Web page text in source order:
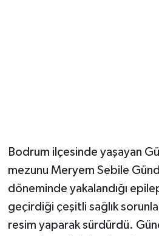
Bodrum ilçesinde yaşayan
mezunu Meryem Sebile
döneminde yakalandığı
geçirdiği çeşitli sağlık
resim yaparak sürdürdü.
Siyaset
Sokak Hayvanlarını
Sonsöz Özel